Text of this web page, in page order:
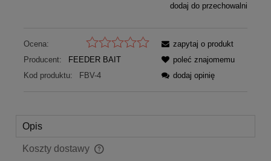
dodaj do przechowalni
Ocena:
Producent:
FEEDER BAIT
Kod produktu:
FBV-4
zapytaj o produkt
poleć znajomemu
dodaj opinię
Opis
Koszty dostawy
Cena nie zawiera ewentualnych kosztów płatności